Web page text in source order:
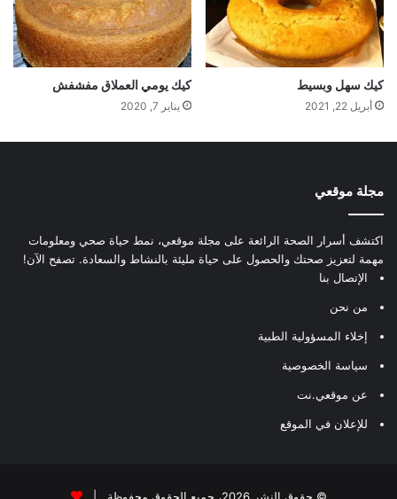
كيك سهل وبسيط
أبريل 22, 2021
كيك يومي العملاق مفشفش
يناير 7, 2020
مجلة موقعي
اكتشف أسرار الصحة الرائعة على مجلة موقعي، نمط حياة صحي ومعلومات
مهمة لتعزيز صحتك والحصول على حياة مليئة بالنشاط والسعادة. تصفح الآن!
الإتصال بنا
من نحن
إخلاء المسؤولية الطبية
سياسة الخصوصية
عن موقعي.نت
للإعلان في الموقع